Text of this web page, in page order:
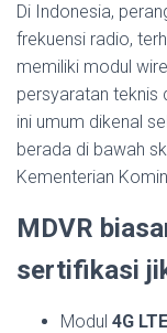
Di Indonesia,
frekuensi radio,
memiliki modul
persyaratan teknis
ini umum dikenal
berada di bawah
Kementerian
MDVR
sertifikasi
Modul 4G